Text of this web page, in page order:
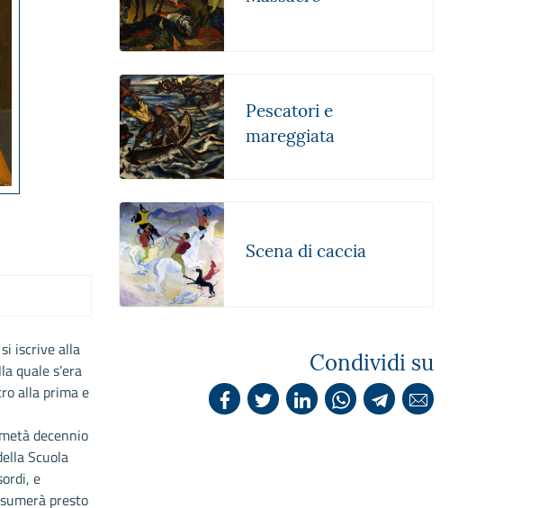
iscrive alla
quale s’era
alla prima e
decennio
Scuola
e
presto
Pescatori e
mareggiata
Scena di caccia
Condividi su